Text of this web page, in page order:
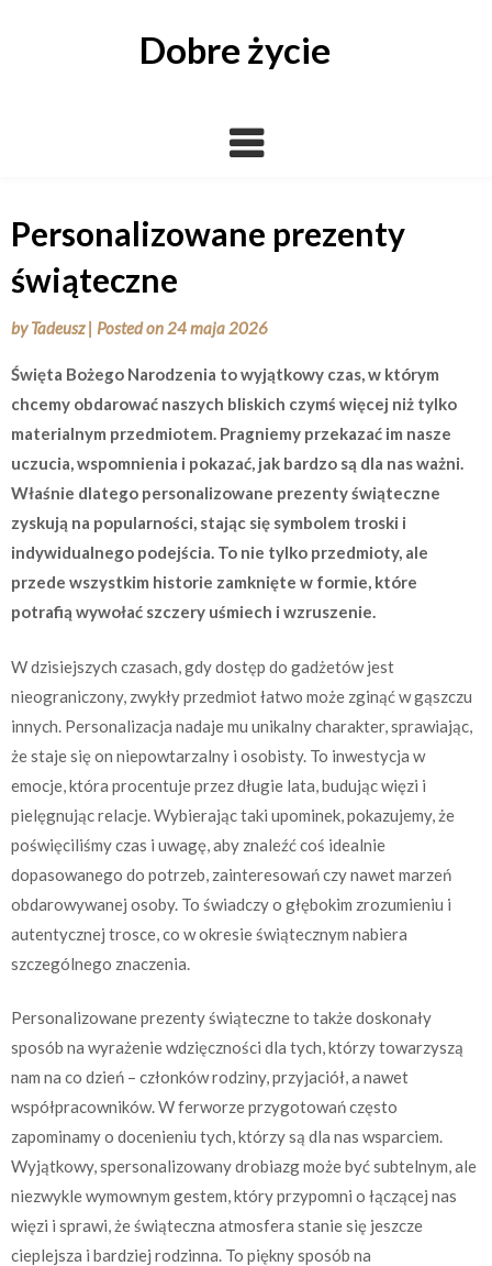
Dobre życie
Personalizowane prezenty
świąteczne
byTadeusz | Posted on24 maja 2026
Święta Bożego Narodzenia to wyjątkowy czas, w którym
chcemy obdarować naszych bliskich czymś więcej niż tylko
materialnym przedmiotem. Pragniemy przekazać im nasze
uczucia, wspomnienia i pokazać, jak bardzo są dla nas ważni.
Właśnie dlatego personalizowane prezenty świąteczne
zyskują na popularności, stając się symbolem troski i
indywidualnego podejścia. To nie tylko przedmioty, ale
przede wszystkim historie zamknięte w formie, które
potrafią wywołać szczery uśmiech i wzruszenie.
W dzisiejszych czasach, gdy dostęp do gadżetów jest
nieograniczony, zwykły przedmiot łatwo może zginąć w gąszczu
innych. Personalizacja nadaje mu unikalny charakter, sprawiając,
że staje się on niepowtarzalny i osobisty. To inwestycja w
emocje, która procentuje przez długie lata, budując więzi i
pielęgnując relacje. Wybierając taki upominek, pokazujemy, że
poświęciliśmy czas i uwagę, aby znaleźć coś idealnie
dopasowanego do potrzeb, zainteresowań czy nawet marzeń
obdarowywanej osoby. To świadczy o głębokim zrozumieniu i
autentycznej trosce, co w okresie świątecznym nabiera
szczególnego znaczenia.
Personalizowane prezenty świąteczne to także doskonały
sposób na wyrażenie wdzięczności dla tych, którzy towarzyszą
nam na co dzień – członków rodziny, przyjaciół, a nawet
współpracowników. W ferworze przygotowań często
zapominamy o docenieniu tych, którzy są dla nas wsparciem.
Wyjątkowy, spersonalizowany drobiazg może być subtelnym, ale
niezwykle wymownym gestem, który przypomni o łączącej nas
więzi i sprawi, że świąteczna atmosfera stanie się jeszcze
cieplejsza i bardziej rodzinna. To piękny sposób na